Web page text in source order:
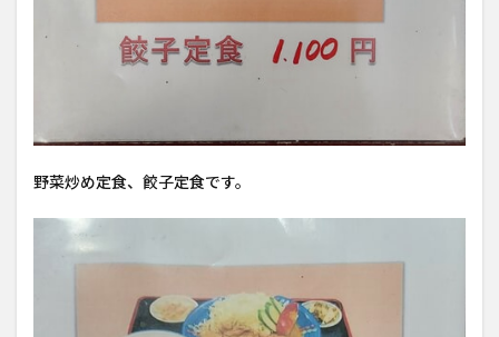
野菜炒め定食、餃子定食です。